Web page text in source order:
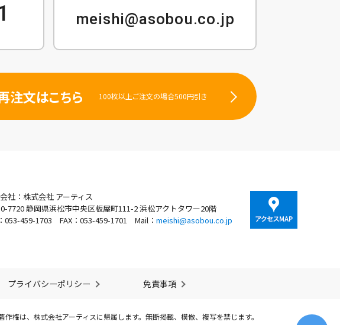
meishi@asobou.co.jp
注文はこちら 100枚以上ご注文の場合500円引き
社：株式会社 アーティス
7720静岡県浜松市中央区板屋町111-2 浜松アクトタワー20階
053-459-1703 FAX：053-459-1701 Mail： meishi@asobou.co.jp
プライバシーポリシー 免責事項
権は、株式会社アーティスに帰属します。無断掲載、模倣、複写を禁じます。